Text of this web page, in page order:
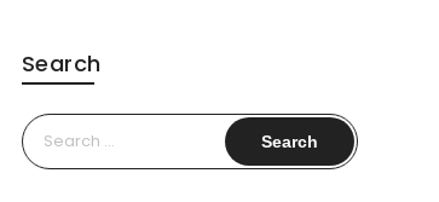
Search
Search
for: